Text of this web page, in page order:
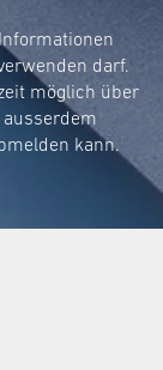
darf.
möglich über
kann.